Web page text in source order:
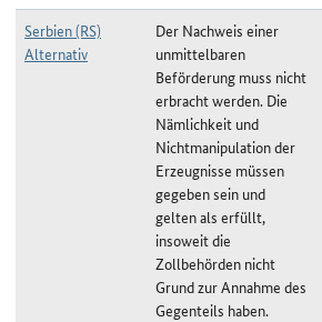
Serbien (RS)
Alternativ
Der Nachweis einer
unmittelbaren
Beförderung muss nicht
erbracht werden. Die
Nämlichkeit und
Nichtmanipulation der
Erzeugnisse müssen
gegeben sein und
gelten als erfüllt,
insoweit die
Zollbehörden nicht
Grund zur Annahme des
Gegenteils haben.